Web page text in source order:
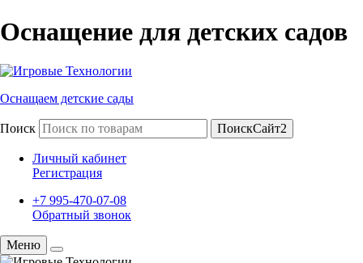
Оснащение для детских садов
Оснащаем детские сады
Поиск ПоискСайт2
Личный кабинет
Регистрация
+7 995-470-07-08
Обратный звонок
Меню